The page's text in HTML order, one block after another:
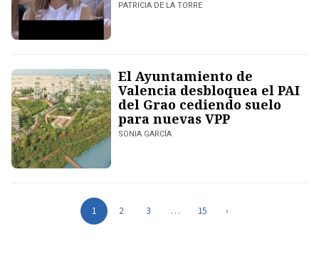
PATRICIA DE LA TORRE
El Ayuntamiento de
Valencia desbloquea el PAI
del Grao cediendo suelo
para nuevas VPP
SONIA GARCÍA
1 2 3 … 15 ›